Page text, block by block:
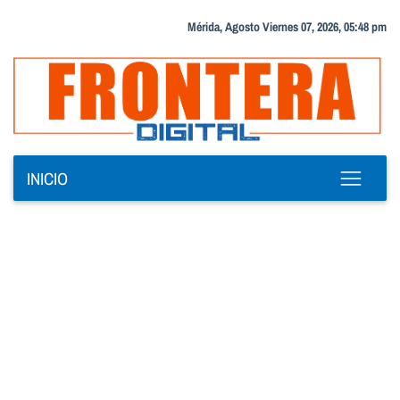
Mérida, Agosto Viernes 07, 2026, 05:48 pm
INICIO